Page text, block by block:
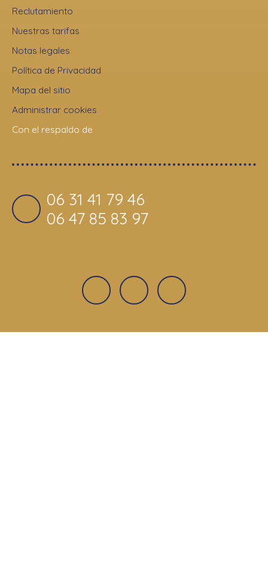
Reclutamiento
Nuestras tarifas
Notas legales
Política de Privacidad
Mapa del sitio
Administrar cookies
Con el respaldo de
06 31 41 79 46
06 47 85 83 97